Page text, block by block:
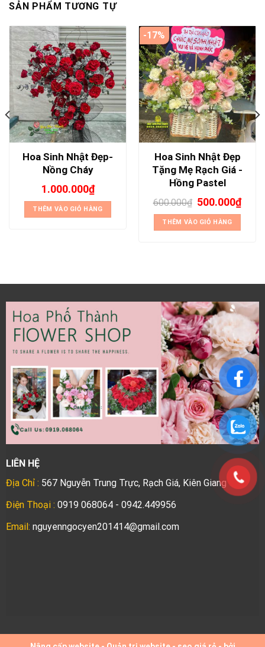
SẢN PHẨM TƯƠNG TỰ
Hoa Sinh Nhật Đẹp-
Nồng Cháy
1.000.000₫
THÊM VÀO GIỎ HÀNG
-17%
Hoa Sinh Nhật Đẹp
Tặng Mẹ Rạch Giá -
Hồng Pastel
600.000₫ 500.000₫
THÊM VÀO GIỎ HÀNG
LIÊN HỆ
Địa Chỉ : 567 Nguyễn Trung Trực, Rạch Giá, Kiên Giang
Điện Thoại : 0919 068064 - 0942.449956
Email: nguyenngocyen201414@gmail.com